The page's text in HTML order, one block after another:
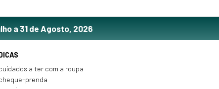
a 31 de Agosto, 2026
a ter com a roupa
prenda